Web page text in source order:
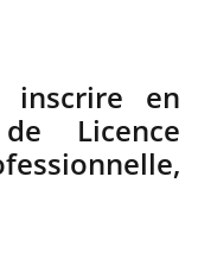
inscrire en
Licence